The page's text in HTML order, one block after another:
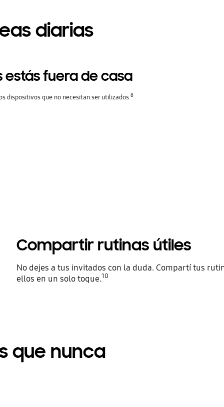
diarias
fuera de casa
dispositivos que no necesitan ser utilizados.8
Compartir rutinas útiles
No dejes a tus invitados con la duda. Compartí tus
ellos en un solo toque.10
que nunca